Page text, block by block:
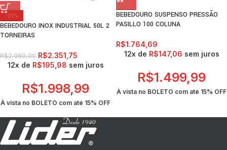
-21%
BEBEDOURO INOX INDUSTRIAL 50L 2
TORNEIRAS
R$2.980,00 R$2.351,75
12x de R$195,98 sem juros
R$1.998,99
À vista no BOLETO com até 15% OFF
BEBEDOURO SUSPENSO PRESSÃO
PASILLO 100 COLUNA
R$1.764,69
12x de R$147,06 sem juros
R$1.499,99
À vista no BOLETO com até 15% OFF